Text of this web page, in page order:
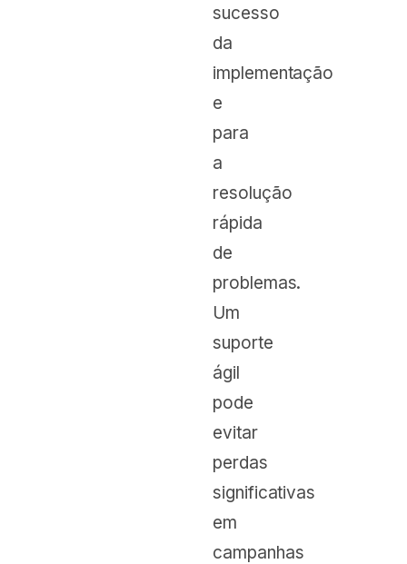
sucesso
da
implementação
e
para
a
resolução
rápida
de
problemas.
Um
suporte
ágil
pode
evitar
perdas
significativas
em
campanhas